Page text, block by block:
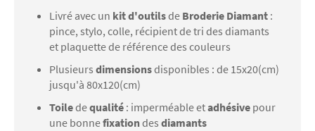
Livré avec un kit d'outilsde Broderie Diamant :
pince, stylo, colle, récipient de tri des diamants
et plaquette de référence des couleurs
Plusieurs dimensionsdisponibles : de 15x20(cm)
jusqu'à 80x120(cm)
Toiledequalité : imperméable etadhésive pour
une bonnefixationdes diamants